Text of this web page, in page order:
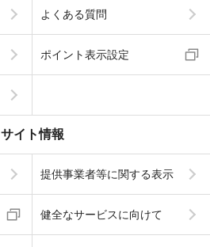
よくある質問
ポイント表示設定
サイト情報
提供事業者等に関する表示
健全なサービスに向けて